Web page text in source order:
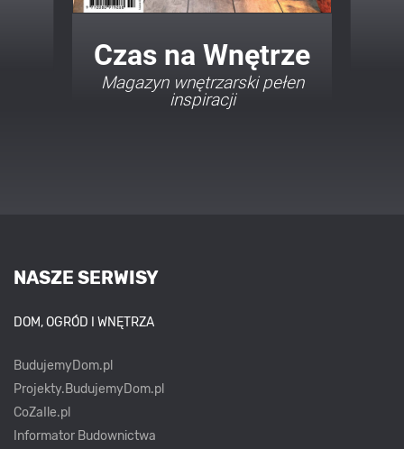
Twój Dom Twój Styl
Porady i inspiracje w
najmodniejszych stylach
NASZE SERWISY
DOM, OGRÓD I WNĘTRZA
BudujemyDom.pl
Projekty.BudujemyDom.pl
CoZaIle.pl
Informator Budownictwa